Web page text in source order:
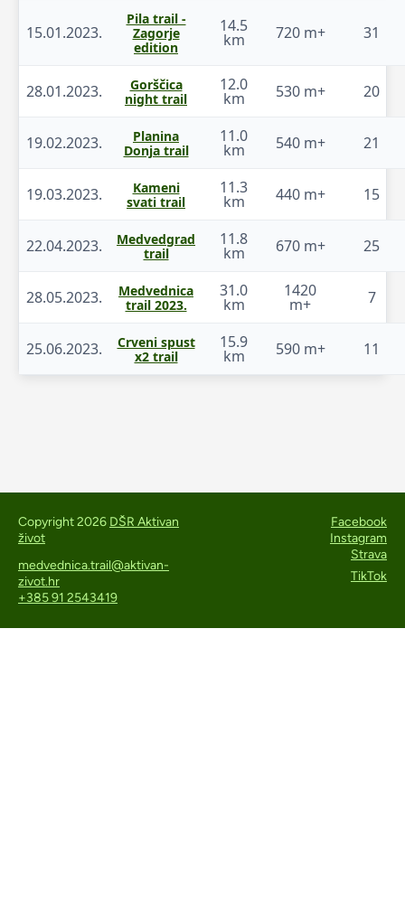
15.01.2023.
Pila trail -
Zagorje
edition
14.5
km 720 m+ 31
28.01.2023.
Gorščica
night trail
12.0
km 530 m+ 20
19.02.2023.
Planina
Donja trail
11.0
km 540 m+ 21
19.03.2023.
Kameni
svati trail
11.3
km 440 m+ 15
22.04.2023.
Medvedgrad
trail
11.8
km 670 m+ 25
28.05.2023.
Medvednica
trail 2023.
31.0
km
1420
m+ 7
25.06.2023.
Crveni spust
x2 trail
15.9
km 590 m+ 11
Copyright 2026 DŠR Aktivan
život
medvednica.trail@aktivan-
zivot.hr
+385 91 2543419
Facebook
Instagram
Strava
TikTok